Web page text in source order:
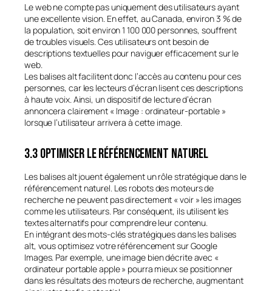
Le web ne compte pas uniquement des utilisateurs ayant
une excellente vision. En effet, au Canada, environ 3 % de
la population, soit environ 1 100 000 personnes, souffrent
de troubles visuels. Ces utilisateurs ont besoin de
descriptions textuelles pour naviguer efficacement sur le
web.
Les balises alt facilitent donc l’accès au contenu pour ces
personnes, car les lecteurs d’écran lisent ces descriptions
à haute voix. Ainsi, un dispositif de lecture d’écran
annoncera clairement « Image : ordinateur-portable »
lorsque l’utilisateur arrivera à cette image.
3.3 Optimiser le référencement naturel
Les balises alt jouent également un rôle stratégique dans le
référencement naturel. Les robots des moteurs de
recherche ne peuvent pas directement « voir » les images
comme les utilisateurs. Par conséquent, ils utilisent les
textes alternatifs pour comprendre leur contenu.
En intégrant des mots-clés stratégiques dans les balises
alt, vous optimisez votre référencement sur Google
Images. Par exemple, une image bien décrite avec «
ordinateur portable apple » pourra mieux se positionner
dans les résultats des moteurs de recherche, augmentant